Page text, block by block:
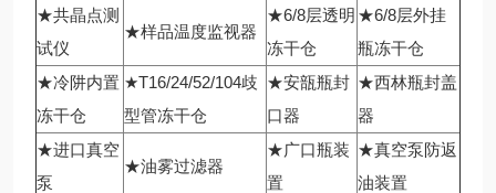
★共晶点测
试仪
★样品温度监视器
★6/8层透明
冻干仓
★6/8层外挂
瓶冻干仓
★冷阱内置
冻干仓
★T16/24/52/104歧
型管冻干仓
★安瓿瓶封
口器
★西林瓶封盖
器
★进口真空
泵
★油雾过滤器
★广口瓶装
置
★真空泵防返
油装置